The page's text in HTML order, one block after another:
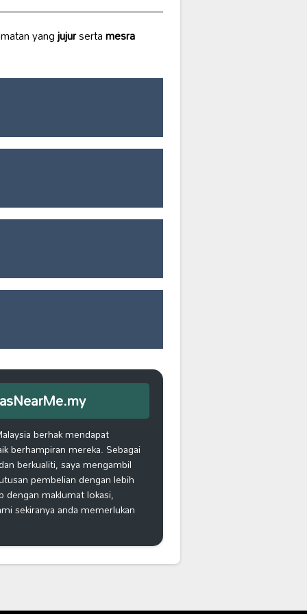
yangjujursertamesra
berhak mendapat
berhampiran mereka. Sebagai
berkualiti, saya mengambil
pembelian dengan lebih
dengan maklumat lokasi,
sekiranya anda memerlukan